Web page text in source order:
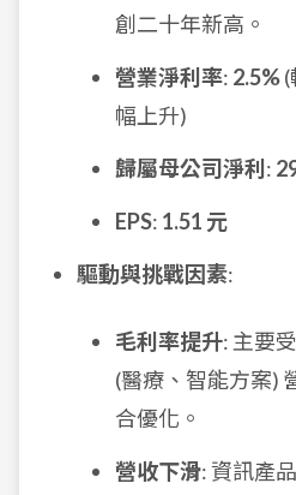
創二十年新高。
營業淨利率: 2.5%
幅上升)
歸屬母公司淨利 :
EPS: 1.51 元
驅動與挑戰因素:
毛利率提升: 主要
(醫療、智能方案)
合優化。
營收下滑: 資訊產